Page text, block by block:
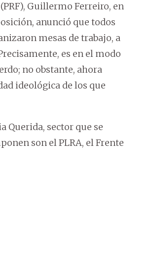
Guillermo Ferreiro, en
anunció que todos
mesas de trabajo, a
es en el modo
no obstante, ahora
ideológica de los que
Querida, sector que se
son el PLRA, el Frente